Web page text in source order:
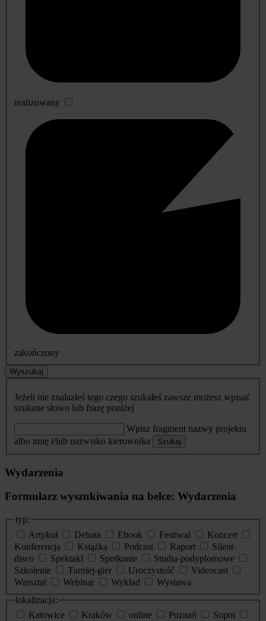
realizowany
zakończony
Wyszukaj
Jeżeli nie znalazłeś tego czego szukałeś zawsze możesz wpisać
szukane słowo lub frazę poniżej
Wpisz fragment nazwy projektu
albo imię i/lub nazwisko kierownika
Szukaj
Wydarzenia
Formularz wyszukiwania na belce: Wydarzenia
typ:
Artykuł
Debata Ebook Festiwal
Koncert
Konferencja
Książka Podcast Raport
Silent-
disco
Spektakl Spotkanie
Studia-podyplomowe
Szkolenie
Turniej-gier Uroczystość
Videocast
Warsztat
Webinar Wykład
Wystawa
lokalizacja:
Katowice
Kraków online Poznań
Sopot